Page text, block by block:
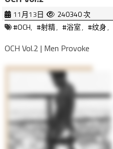
11月13日
240340 次
#OCH, #射精, #浴室, #纹身,
OCH Vol.2 | Men Provoke